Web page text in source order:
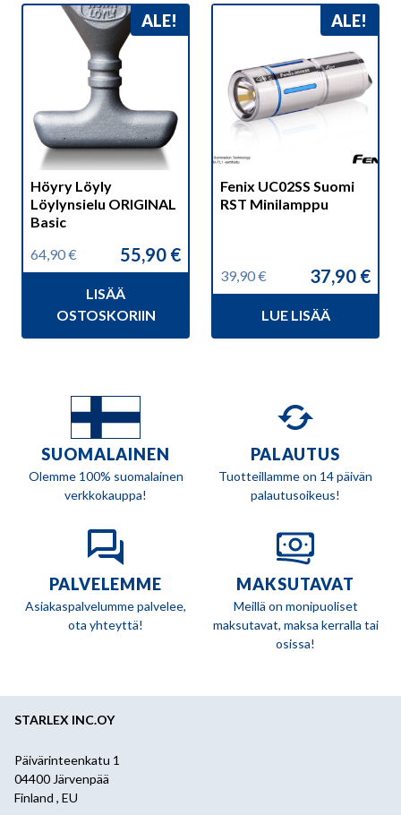
ALE!
Höyry Löyly
Löylynsielu ORIGINAL
Basic
64,90€
Alkuperäinen
64,90 €.
55,90 €
Nykyinen
55,90 €.
LISÄÄ
OSTOSKORIIN
ALE!
Fenix UC02SS Suomi
RST Minilamppu
39,90€
Alkuperäinen
39,90 €.
37,90 €
Nykyinen
37,90 €.
LUE LISÄÄ
SUOMALAINEN
Olemme 100% suomalainen
verkkokauppa!
PALAUTUS
Tuotteillamme on 14 päivän
palautusoikeus!
PALVELEMME
Asiakaspalvelumme palvelee,
ota yhteyttä!
MAKSUTAVAT
Meillä on monipuoliset
maksutavat, maksa kerralla tai
osissa!
STARLEX INC.OY
Päivärinteenkatu 1
04400 Järvenpää
Finland , EU